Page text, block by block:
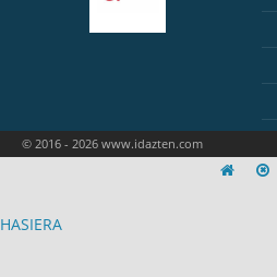
© 2016 - 2026 www.idazten.com
HASIERA